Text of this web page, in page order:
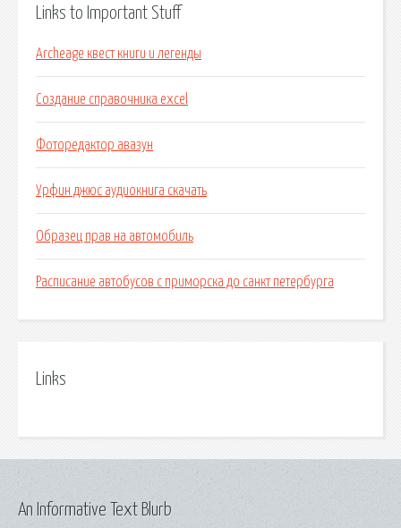
Links to Important Stuff
Archeage квест книги и легенды
Создание справочника excel
Фоторедактор авазун
Урфин джюс аудиокнига скачать
Образец прав на автомобиль
Расписание автобусов с приморска до санкт петербурга
Links
An Informative Text Blurb